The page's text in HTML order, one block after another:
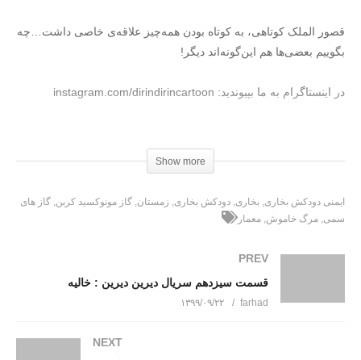
قصور الملک کوتاهی، به کوتاه بودن همه‌چیز علاقه‌ی خاصی داشت…چه
بگوییم بعضی‌ها هم این‌گونه‌اند دیگر!
در اینستاگرام به ما بپیوندید: instagram.com/dirindirincartoon
بـرای دانلود کـلیـــک کنـیـد Show more
ایمنی دودکش بخاری بخاری دودکش بخاری زمستان گاز مونوکسید کربن گاز های
سمی مرگ خاموش معمار
PREV
قسمت سیزدهم سریال دیرین دیرین : خالیه
farhad ۱۳۹۹/۰۹/۲۲
NEXT